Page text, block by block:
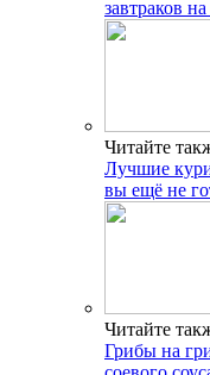
завтраков
Читайте
Лучшие
вы ещё не
Читайте
Грибы на